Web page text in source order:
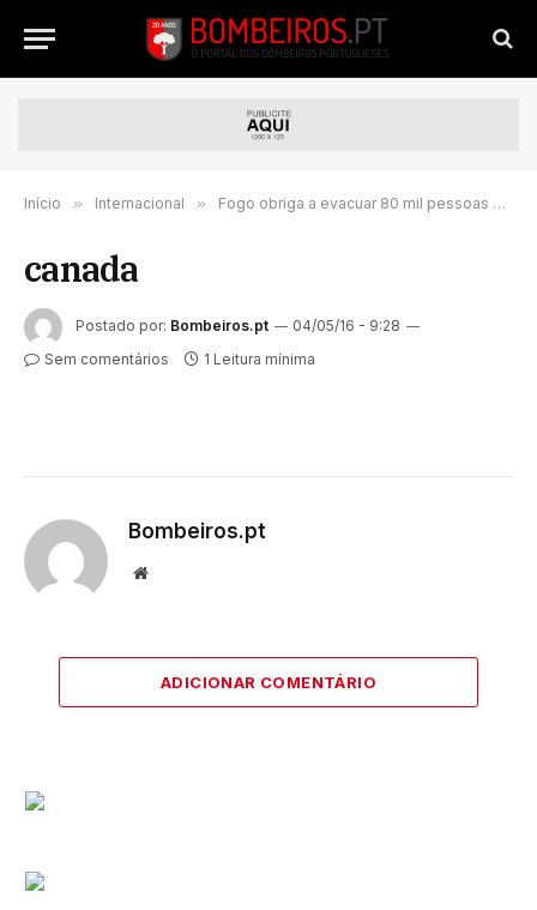
Início » Internacional » Fogo obriga a evacuar 80 mil pessoas no Canadá
canada
Postado por: Bombeiros.pt
04/05/16 - 9:28
Sem comentários
1 Leitura mínima
Bombeiros.pt
Website
ADICIONAR COMENTÁRIO